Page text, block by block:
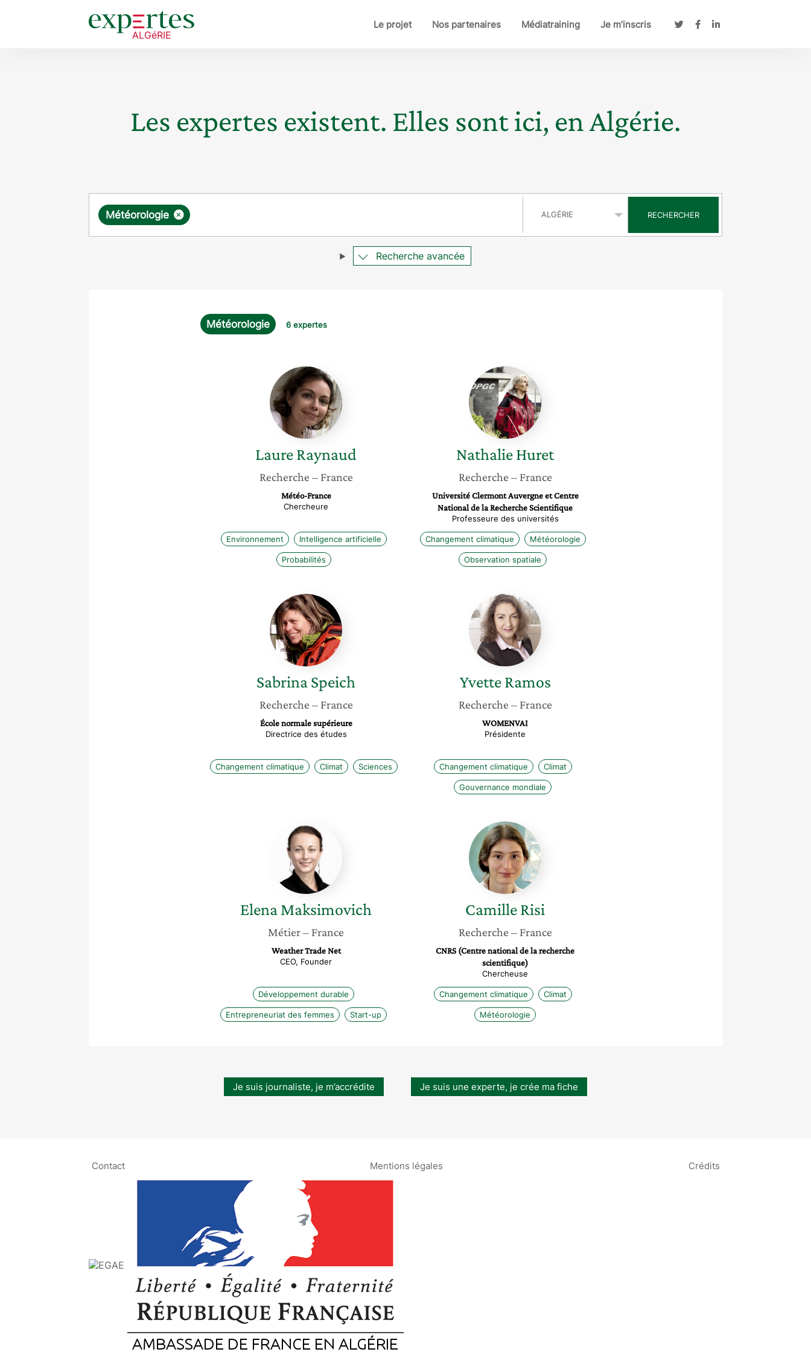
Le projet Nos partenaires Médiatraining Je m’inscris
Les expertes existent. Elles sont ici, en Algérie.
Requête ×
Météorologie RECHERCHER
Recherche avancée
Météorologie 6 expertes
Laure
Raynaud
LaureRaynaud
Recherche – France
Météo-France
Chercheure
Environnement Intelligence artificielle
Probabilités
Nathalie
Huret
NathalieHuret
Recherche – France
Université Clermont Auvergne et Centre
National de la Recherche Scientifique
Professeure des universités
Changement climatique Météorologie
Observation spatiale
Sabrina
Speich
SabrinaSpeich
Recherche – France
École normale supérieure
Directrice des études
Changement climatique Climat Sciences
Yvette
Ramos
Yvette Ramos
Recherche – France
WOMENVAI
Présidente
Changement climatique Climat
Gouvernance mondiale
Elena
Maksimovich
ElenaMaksimovich
Métier– France
Weather Trade Net
CEO, Founder
Développement durable
Entrepreneuriat des femmes Start-up
Camille
Risi
CamilleRisi
Recherche – France
CNRS (Centre national de la recherche
scientifique)
Chercheuse
Changement climatique Climat
Météorologie
Je suis journaliste, je m’accrédite Je suis une experte, je crée ma fiche
Contact Mentions légales Crédits